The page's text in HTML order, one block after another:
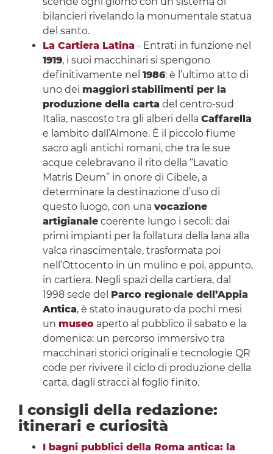
bilancieri rivelando la monumentale statua
del santo.
La Cartiera Latina- Entrati in funzione nel
1919, i suoi macchinari si spengono
definitivamente nel 1986: è l’ultimo atto di
uno dei maggiori stabilimenti per la
produzione della carta del centro-sud
Italia, nascosto tra gli alberi della Caffarella
e lambito dall’Almone. È il piccolo fiume
sacro agli antichi romani, che tra le sue
acque celebravano il rito della “Lavatio
Matris Deum” in onore di Cibele, a
determinare la destinazione d’uso di
questo luogo, con una vocazione
artigianalecoerente lungo i secoli: dai
primi impianti per la follatura della lana alla
valca rinascimentale, trasformata poi
nell’Ottocento in un mulino e poi, appunto,
in cartiera. Negli spazi della cartiera, dal
1998 sede del Parco regionale dell’Appia
Antica, è stato inaugurato da pochi mesi
un museo aperto al pubblico il sabato e la
domenica: un percorso immersivo tra
macchinari storici originali e tecnologie QR
code per rivivere il ciclo di produzione della
carta, dagli stracci al foglio finito.
I consigli della redazione:
itinerari e curiosità
I bagni pubblici della Roma antica: la